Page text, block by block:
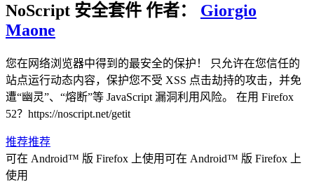
NoScript 安全套件 作者：
Giorgio
Maone
您在网络浏览器中得到的最安全的保护！ 只允许在您信任的
站点运行动态内容，保护您不受 XSS 点击劫持的攻击，并免
遭“幽灵”、“熔断”等 JavaScript 漏洞利用风险。 在用 Firefox
52？https://noscript.net/getit
推荐推荐
可在 Android™ 版 Firefox 上使用可在 Android™ 版 Firefox 上
使用